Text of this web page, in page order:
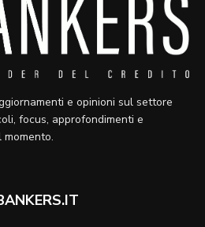
e opinioni sul settore
focus, approfondimenti e